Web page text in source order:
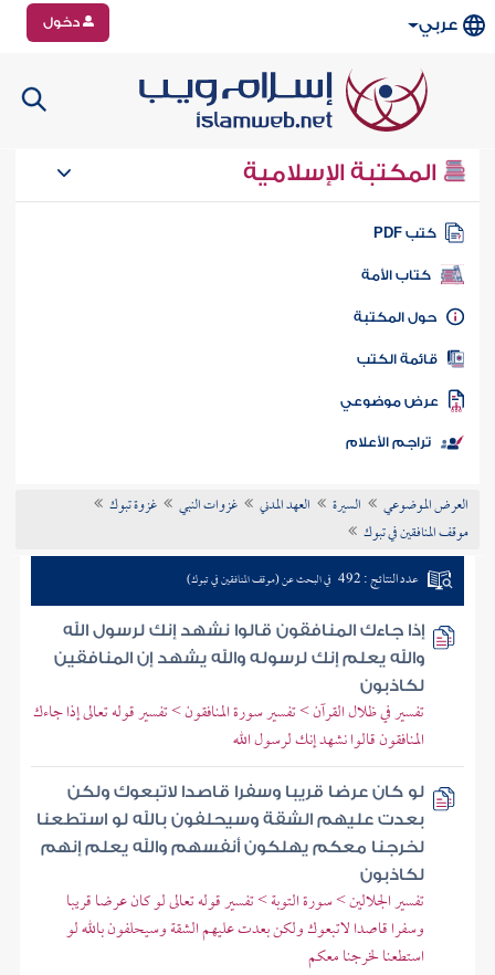
عربي دخول
المكتبة الإسلامية
كتب PDF
كتاب الأمة
المكتبة
الكتب
موضوعي
تراجم الأعلام
العرض الموضوعي السيرة العهد المدني غزوات النبي
غزوة تبوك
موقف المنافقين في تبوك
عدد النتائج : 492 في البحث عن (موقف المنافقين في تبوك)
إذا جاءك المنافقون قالوا نشهد إنك لرسول الله
والله يعلم إنك لرسوله والله يشهد إن المنافقين
لكاذبون
تفسير في ظلال القرآن > تفسير سورة المنافقون > تفسير قوله تعالى إذا جاءك
المنافقون قالوا نشهد إنك لرسول الله
لو كان عرضا قريبا وسفرا قاصدا لاتبعوك ولكن
بعدت عليهم الشقة وسيحلفون بالله لو استطعنا
لخرجنا معكم يهلكون أنفسهم والله يعلم إنهم
لكاذبون
تفسير الجلالين > سورة التوبة > تفسير قوله تعالى لو كان عرضا قريبا
وسفرا قاصدا لاتبعوك ولكن بعدت عليهم الشقة وسيحلفون بالله لو
استطعنا لخرجنا معكم